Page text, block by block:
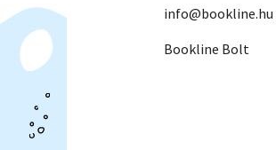
info@bookline.hu
Bookline Bolt